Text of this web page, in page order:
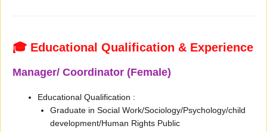
🎓 Educational Qualification & Experience
Manager/ Coordinator (Female)
Educational Qualification :
Graduate in Social Work/Sociology/Psychology/child
development/Human Rights Public